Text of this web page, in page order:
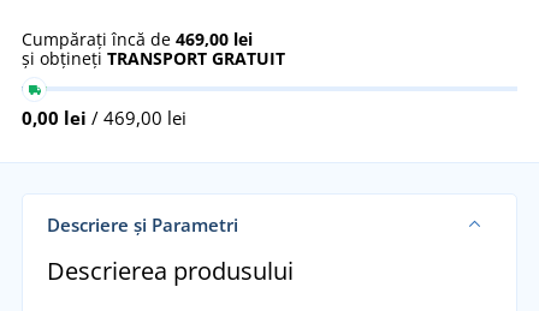
Cumpărați încă de 469,00 lei
și obțineți TRANSPORT GRATUIT
0,00 lei / 469,00 lei
Descriere și Parametri
Descrierea produsului